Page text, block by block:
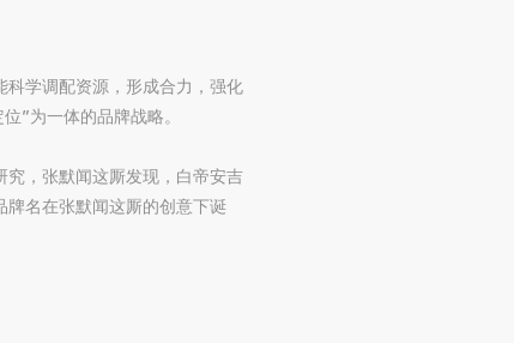
学调配资源，形成合力，强化
”为一体的品牌战略。
，张默闻这厮发现，白帝安吉
牌名在张默闻这厮的创意下诞